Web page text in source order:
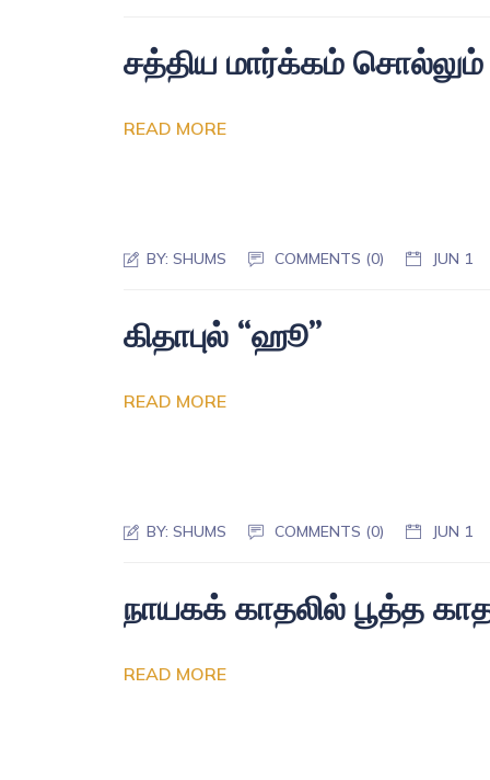
சத்திய மார்க்கம்
READ MORE
BY:SHUMS COMMENTS (0) JUN 1
கிதாபுல் “ஹூ”
READ MORE
BY:SHUMS COMMENTS (0) JUN 1
நாயகக் காதலில் பூத்த
READ MORE